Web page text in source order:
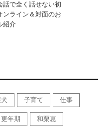
話で全く話せない初
ライン＆対面のお
紹介
子育て 仕事
更年期 和栗恵